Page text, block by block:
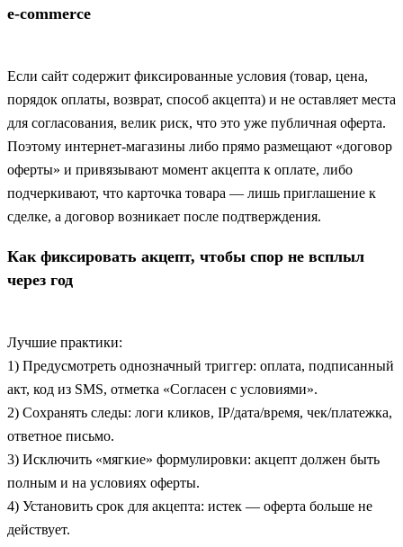
e‑commerce
Если сайт содержит фиксированные условия (товар, цена,
порядок оплаты, возврат, способ акцепта) и не оставляет места
для согласования, велик риск, что это уже публичная оферта.
Поэтому интернет‑магазины либо прямо размещают «договор
оферты» и привязывают момент акцепта к оплате, либо
подчеркивают, что карточка товара — лишь приглашение к
сделке, а договор возникает после подтверждения.
Как фиксировать акцепт, чтобы спор не всплыл
через год
Лучшие практики:
1) Предусмотреть однозначный триггер: оплата, подписанный
акт, код из SMS, отметка «Согласен с условиями».
2) Сохранять следы: логи кликов, IP/дата/время, чек/платежка,
ответное письмо.
3) Исключить «мягкие» формулировки: акцепт должен быть
полным и на условиях оферты.
4) Установить срок для акцепта: истек — оферта больше не
действует.